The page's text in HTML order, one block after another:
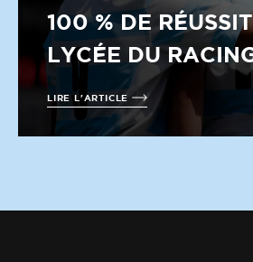
100 % DE
LYCÉE DU
LIRE L'ARTICLE